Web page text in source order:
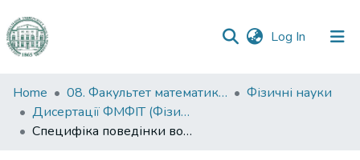
Log In (current)
Communities
&
Collections
Home 08. Факультет математики, фізики та інформаційних технологій
Фізичні науки
Дисертації ФМФІТ (Фізичні науки)
Специфіка поведінки водно-сольових розчинів альбуміну та плазми крові людини та інших ссавців